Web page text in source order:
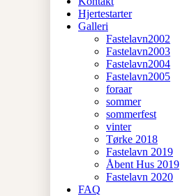
Hjertestarter
Galleri
Fastelavn2002
Fastelavn2003
Fastelavn2004
Fastelavn2005
foraar
sommer
sommerfest
vinter
Tørke 2018
Fastelavn 2019
Åbent Hus 2019
Fastelavn 2020
FAQ